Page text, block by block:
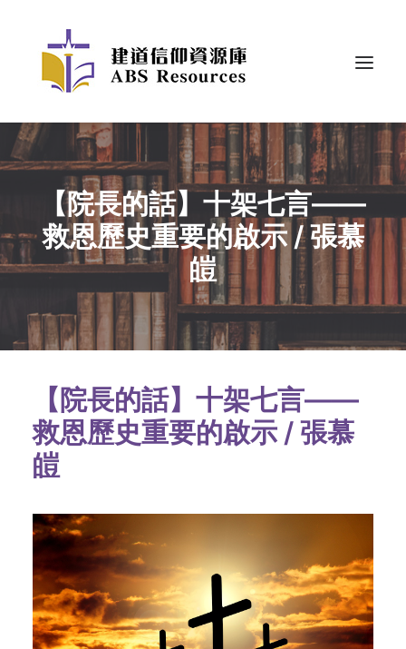
【院長的話】十架七言——
救恩歷史重要的啟示 / 張慕
皚
【院長的話】十架七言——
救恩歷史重要的啟示 / 張慕
皚